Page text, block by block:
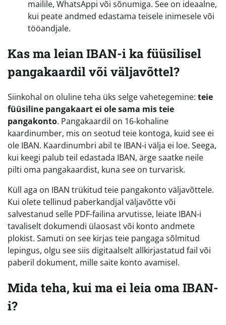
mailile, WhatsAppi või sõnumiga. See on ideaalne,
kui peate andmed edastama teisele inimesele või
tööandjale.
Kas ma leian IBAN-i ka füüsilisel
pangakaardil või väljavõttel?
Siinkohal on oluline teha üks selge vahetegemine: teie
füüsiline pangakaart ei ole sama mis teie
pangakonto. Pangakaardil on 16-kohaline
kaardinumber, mis on seotud teie kontoga, kuid see ei
ole IBAN. Kaardinumbri abil te IBAN-i välja ei loe. Seega,
kui keegi palub teil edastada IBAN, ärge saatke neile
pilti oma pangakaardist, kuna see on turvarisk.
Küll aga on IBAN trükitud teie pangakonto väljavõttele.
Kui olete tellinud paberkandjal väljavõtte või
salvestanud selle PDF-failina arvutisse, leiate IBAN-i
tavaliselt dokumendi ülaosast või konto andmete
plokist. Samuti on see kirjas teie pangaga sõlmitud
lepingus, olgu see siis digitaalselt allkirjastatud fail või
paberil dokument, mille saite konto avamisel.
Mida teha, kui ma ei leia oma IBAN-
i?